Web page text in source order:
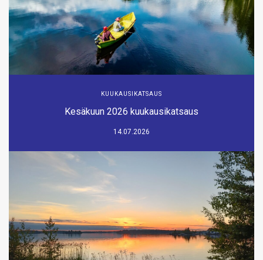
KUUKAUSIKATSAUS
Kesäkuun 2026 kuukausikatsaus
14.07.2026